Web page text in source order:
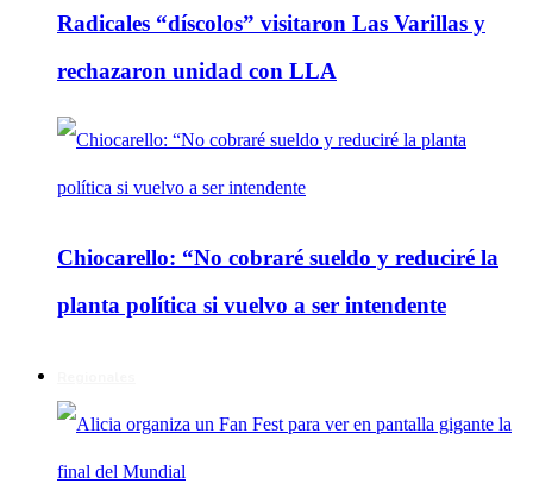
Radicales “díscolos” visitaron Las Varillas y
rechazaron unidad con LLA
Chiocarello: “No cobraré sueldo y reduciré la
planta política si vuelvo a ser intendente